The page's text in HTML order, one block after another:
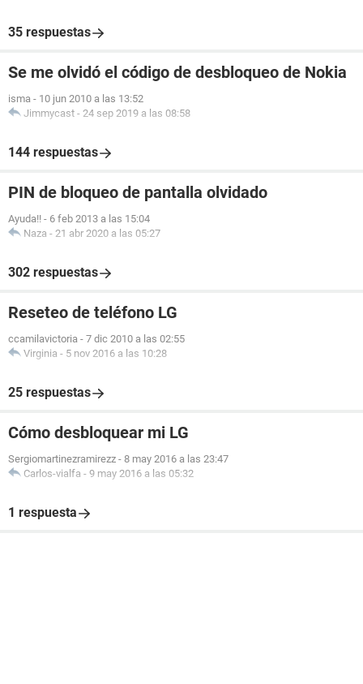
35 respuestas
Se me olvidó el código de desbloqueo de Nokia
isma - 10 jun 2010 a las 13:52
Jimmycast - 24 sep 2019 a las 08:58
144 respuestas
PIN de bloqueo de pantalla olvidado
Ayuda!! - 6 feb 2013 a las 15:04
Naza - 21 abr 2020 a las 05:27
302 respuestas
Reseteo de teléfono LG
ccamilavictoria - 7 dic 2010 a las 02:55
Virginia - 5 nov 2016 a las 10:28
25 respuestas
Cómo desbloquear mi LG
Sergiomartinezramirezz - 8 may 2016 a las 23:47
Carlos-vialfa - 9 may 2016 a las 05:32
1 respuesta